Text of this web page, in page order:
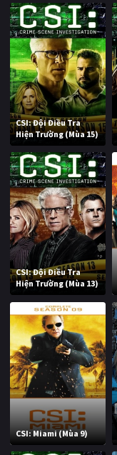
CSI: Đội Điều Tra
Hiện Trường (Mùa 15)
CSI: Đội Điều Tra
Hiện Trường (Mùa 13)
CSI: Miami (Mùa 9)